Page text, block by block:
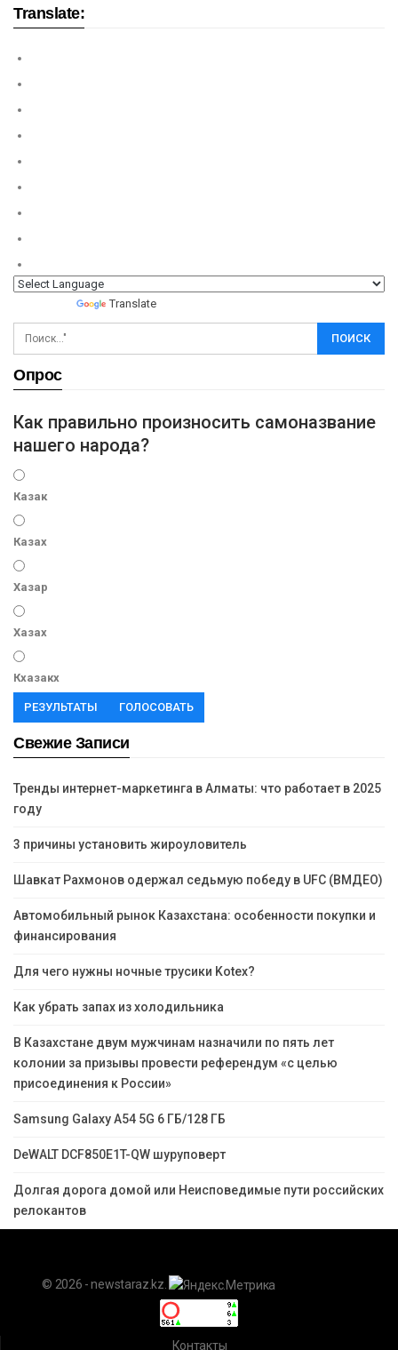
Translate:
Translate
Опрос
Как правильно произносить самоназвание
нашего народа?
Казак
Казах
Хазар
Хазах
Кхазакх
РЕЗУЛЬТАТЫ ГОЛОСОВАТЬ
Свежие Записи
Тренды интернет-маркетинга в Алматы: что работает в 2025
году
3 причины установить жироуловитель
Шавкат Рахмонов одержал седьмую победу в UFC (ВМДЕО)
Автомобильный рынок Казахстана: особенности покупки и
финансирования
Для чего нужны ночные трусики Kotex?
Как убрать запах из холодильника
В Казахстане двум мужчинам назначили по пять лет
колонии за призывы провести референдум «с целью
присоединения к России»
Samsung Galaxy A54 5G 6 ГБ/128 ГБ
DeWALT DCF850E1T-QW шуруповерт
Долгая дорога домой или Неисповедимые пути российских
релокантов
© 2026 - newstaraz.kz.
Контакты